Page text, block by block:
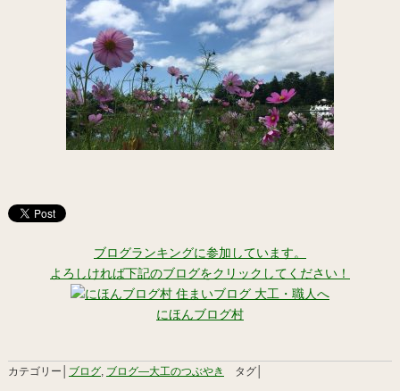
ブログランキングに参加しています。
よろしければ下記のブログをクリックしてください！
にほんブログ村
カテゴリー│ ブログ, ブログ―大工のつぶやき タグ│